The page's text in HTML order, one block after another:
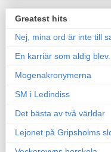
Greatest hits
Nej, mina ord är inte till
En karriär som aldig blev.
Mogenakronymerna
SM i Ledindiss
Det bästa av två världar
Lejonet på Gripsholms